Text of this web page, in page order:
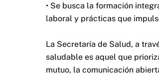
• Se busca la formación
laboral y prácticas que
La Secretaría de Salud, a
saludable es aquel que
mutuo, la comunicación